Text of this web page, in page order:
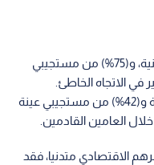
يعتقد (79%) من مستجيبي العينة الوطنية، و(75%) من مستجيبي
في الاتجاه الخاطئ.
أبدى (55%) من مستجيبي العينة الوطنية و(42%) من مستجيبي عينة
العامين القادمين.
الاقتصادي متدنيا، فقد